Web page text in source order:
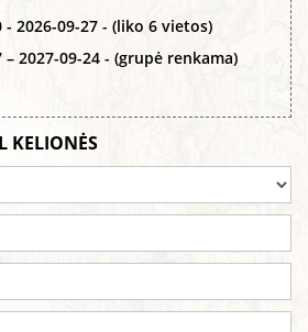
- 2026-09-27 - (liko 6 vietos)
– 2027-09-24 - (grupė renkama)
KELIONĖS